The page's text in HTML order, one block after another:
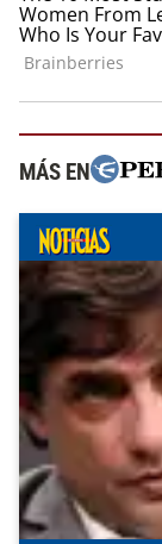
MÁS EN